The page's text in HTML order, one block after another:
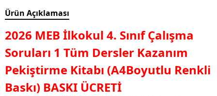
Ürün Açıklaması
2026 MEB İlkokul 4. Sınıf Çalışma
Soruları 1 Tüm Dersler Kazanım
Pekiştirme Kitabı (A4Boyutlu Renkli
Baskı) BASKI ÜCRETİ